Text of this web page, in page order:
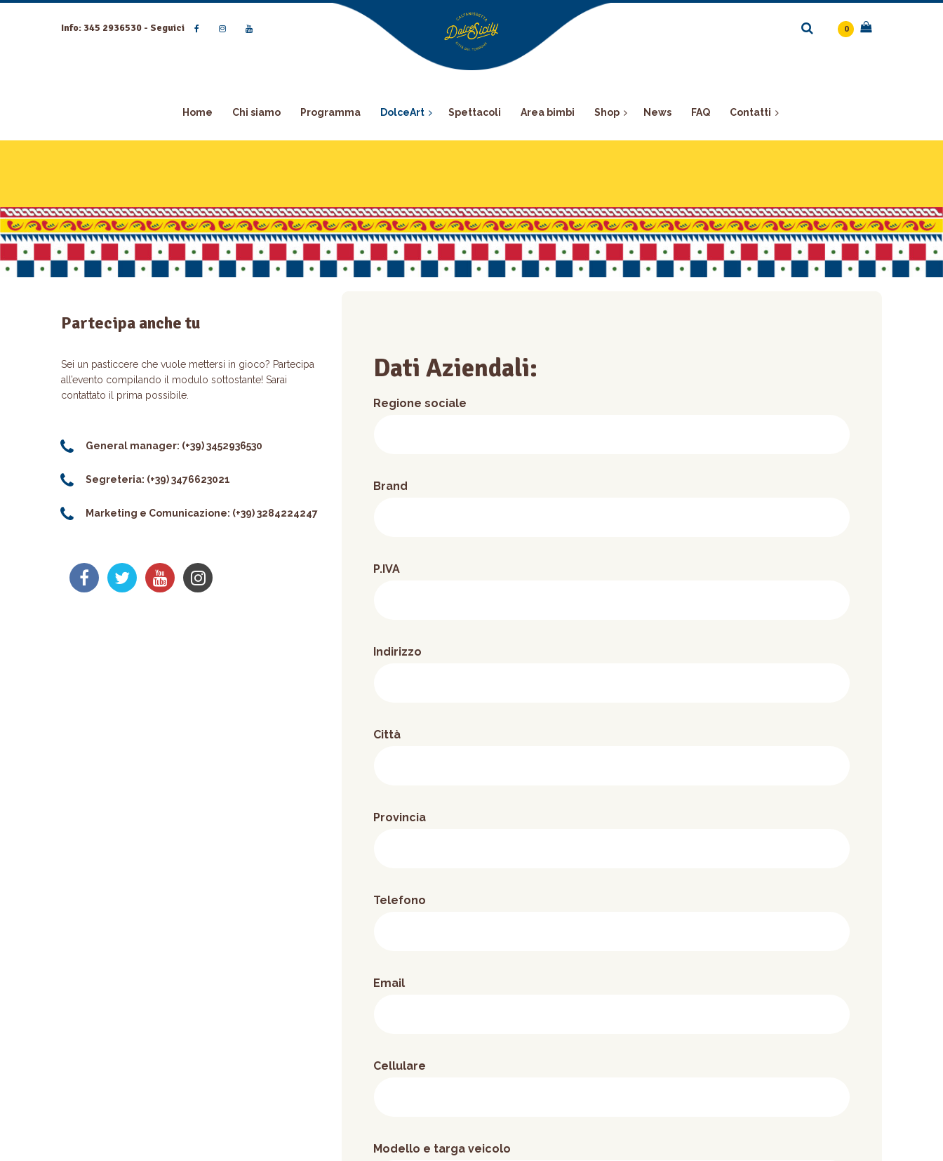
Info: 345 2936530 - Seguici
Home Chi siamo Programma DolceArt Spettacoli Area bimbi Shop News FAQ Contatti
0
Partecipa anche tu
Sei un pasticcere che vuole mettersi in gioco? Partecipa
all’evento compilando il modulo sottostante! Sarai
contattato il prima possibile.
General manager: (+39) 3452936530
Segreteria: (+39) 3476623021
Marketing e Comunicazione: (+39) 3284224247
Dati Aziendali:
Regione sociale
Brand
P.IVA
Indirizzo
Città
Provincia
Telefono
Email
Cellulare
Modello e targa veicolo